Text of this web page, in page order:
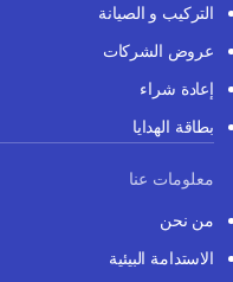
التركيب و الصيانة
عروض الشركات
إعادة شراء
بطاقة الهدايا
معلومات عنا
من نحن
الاستدامة البيئية